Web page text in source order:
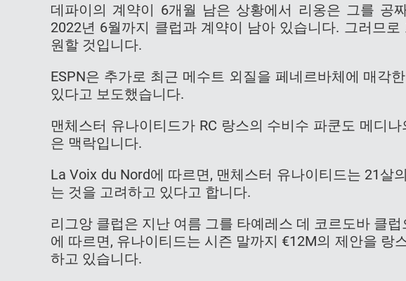
데파이의 계약이 6개월 남은 상황에서 리옹은 그를 공
2022년 6월까지 클럽과 계약이 남아 있습니다. 그러므
원할 것입니다.
ESPN은 추가로 최근 메수트 외질을 페네르바체에 매각
있다고 보도했습니다.
맨체스터 유나이티드가 RC 랑스의 수비수 파쿤도 메디
은 맥락입니다.
La Voix du Nord에 따르면, 맨체스터 유나이티드는 21살
는 것을 고려하고 있다고 합니다.
리그앙 클럽은 지난 여름 그를 타예레스 데 코르도바 클
에 따르면, 유나이티드는 시즌 말까지 €12M의 제안을 랑
하고 있습니다.